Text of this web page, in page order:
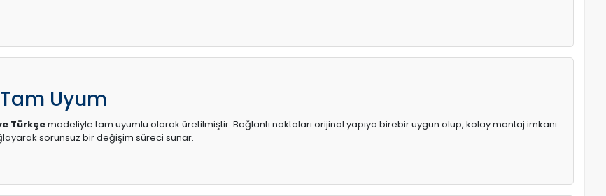
Uyum
Türkçemodeliyle tam uyumlu olarak üretilmiştir. Bağlantı noktaları orijinal yapıya birebir uygun olup, kolay montaj imkanı
sorunsuz bir değişim süreci sunar.